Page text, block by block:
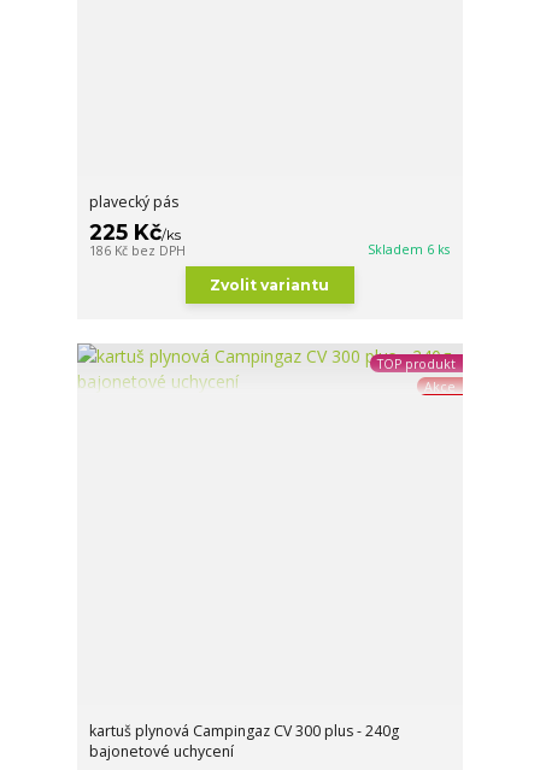
plavecký pás
225 Kč/ks
186 Kč bez DPH Skladem 6 ks
Zvolit variantu
TOP produkt
Akce
kartuš plynová Campingaz CV 300 plus - 240g
bajonetové uchycení